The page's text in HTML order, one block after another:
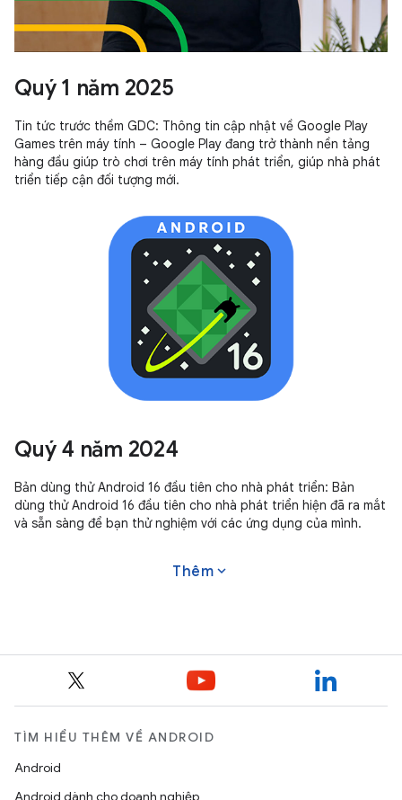
Quý 1 năm 2025
Tin tức trước thềm GDC: Thông tin cập nhật về Google Play
Games trên máy tính – Google Play đang trở thành nền tảng
hàng đầu giúp trò chơi trên máy tính phát triển, giúp nhà phát
triển tiếp cận đối tượng mới.
Quý 4 năm 2024
Bản dùng thử Android 16 đầu tiên cho nhà phát triển: Bản
dùng thử Android 16 đầu tiên cho nhà phát triển hiện đã ra mắt
và sẵn sàng để bạn thử nghiệm với các ứng dụng của mình.
Thêm expand_more
TÌM HIỂU THÊM VỀ ANDROID
Android
Android dành cho doanh nghiệp